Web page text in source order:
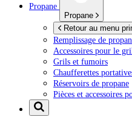
Propane
Propane
Retour au menu
Remplissage de
Accessoires pour le
Grils et fumoirs
Chaufferettes
Réservoirs de propane
Pièces et accessoires